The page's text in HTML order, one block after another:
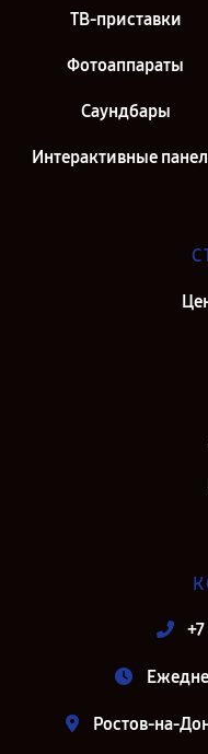
ТВ-приставки
Фотоаппараты
Саундбары
Интерактивные
Ростов-на-